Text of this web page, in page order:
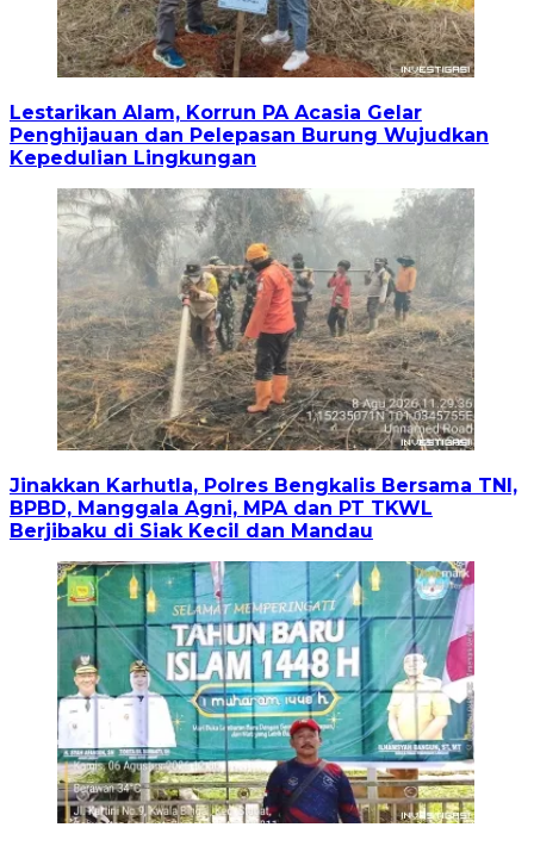
Lestarikan Alam, Korrun PA Acasia Gelar
Penghijauan dan Pelepasan Burung Wujudkan
Kepedulian Lingkungan
Jinakkan Karhutla, Polres Bengkalis Bersama TNI,
BPBD, Manggala Agni, MPA dan PT TKWL
Berjibaku di Siak Kecil dan Mandau